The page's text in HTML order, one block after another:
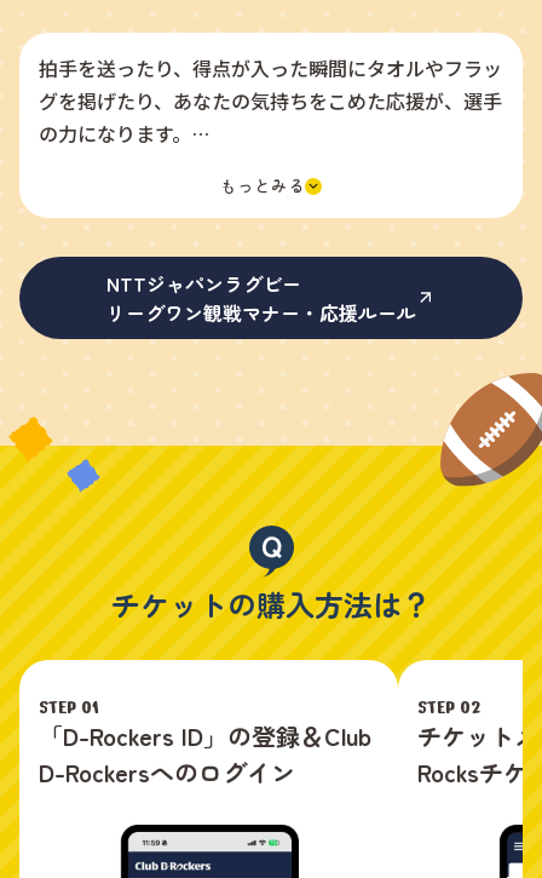
拍手を送ったり、得点が入った瞬間にタオルやフラッ
グを掲げたり、あなたの気持ちをこめた応援が、選手
の力になります。
るので、初めてでも安心！一緒に盛り上がりましょ
※観戦や応援にはルールがありますので、事前にチェ
ックしてください。
NTTジャパンラグビー
リーグワン観戦マナー・応援ルール
チケットの購入方法は？
STEP 01
「D-Rockers ID」の登録＆Club
D-Rockersへのログイン
STEP 02
チケット
Rocksチケ